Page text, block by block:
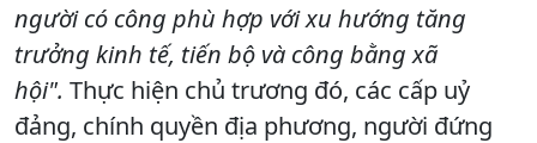
người có công phù hợp với xu hướng tăng
trưởng kinh tế, tiến bộ và công bằng xã
hội". Thực hiện chủ trương đó, các cấp uỷ
đảng, chính quyền địa phương, người đứng